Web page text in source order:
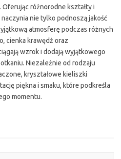
Oferując różnorodne kształty i
nie tylko podnoszą jakość
atmosferę podczas różnych
cienka krawędź oraz
wzrok i dodają wyjątkowego
Niezależnie od rodzaju
kryształowe kieliszki
piękna i smaku, które podkreśla
momentu.